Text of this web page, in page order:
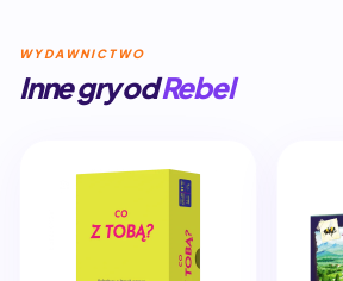
WYDAWNICTWO
Inne gry odRebel